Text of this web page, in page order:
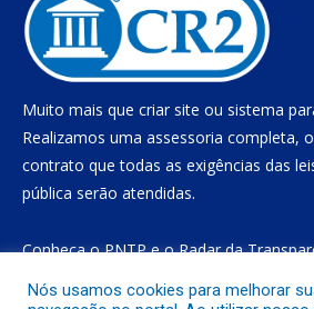
Muito mais que criar site ou sistema
Realizamos uma assessoria completa,
contrato que todas as exigências das
pública serão atendidas.
Conheça oPNTPe oRadar da
Nós usamos cookies para melhorar